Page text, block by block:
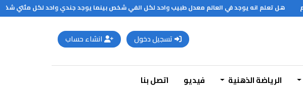
هل تعلم انه يوجد في العالم معدل طبيب واحد لكل الفي شخص بينما يوجد جندي واحد لكل مئتي شخص
تسجيل دخول انشاء حساب
الرياضة الذهنية فيديو اتصل بنا